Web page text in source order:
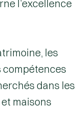
l’excellence
les
dans les
maisons